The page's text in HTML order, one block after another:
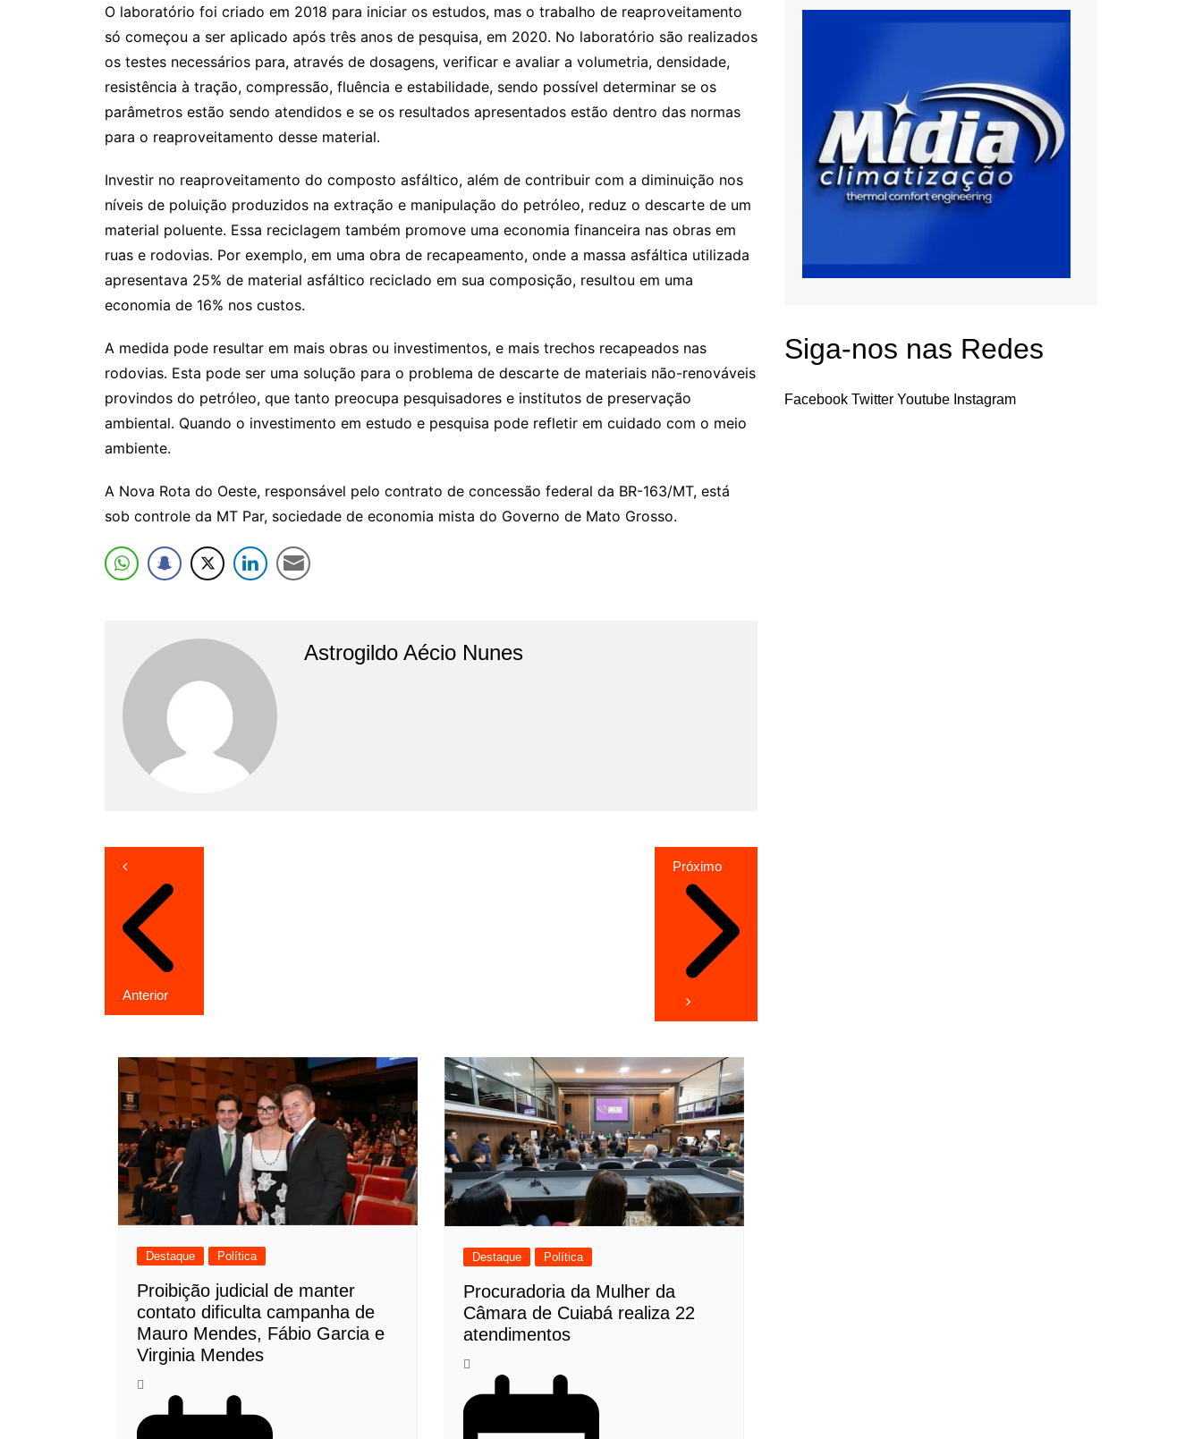
O laboratório foi criado em 2018 para iniciar os estudos, mas o trabalho de reaproveitamento
só começou a ser aplicado após três anos de pesquisa, em 2020. No laboratório são realizados
os testes necessários para, através de dosagens, verificar e avaliar a volumetria, densidade,
resistência à tração, compressão, fluência e estabilidade, sendo possível determinar se os
parâmetros estão sendo atendidos e se os resultados apresentados estão dentro das normas
para o reaproveitamento desse material.
Investir no reaproveitamento do composto asfáltico, além de contribuir com a diminuição nos
níveis de poluição produzidos na extração e manipulação do petróleo, reduz o descarte de um
material poluente. Essa reciclagem também promove uma economia financeira nas obras em
ruas e rodovias. Por exemplo, em uma obra de recapeamento, onde a massa asfáltica utilizada
apresentava 25% de material asfáltico reciclado em sua composição, resultou em uma
economia de 16% nos custos.
A medida pode resultar em mais obras ou investimentos, e mais trechos recapeados nas
rodovias. Esta pode ser uma solução para o problema de descarte de materiais não-renováveis
provindos do petróleo, que tanto preocupa pesquisadores e institutos de preservação
ambiental. Quando o investimento em estudo e pesquisa pode refletir em cuidado com o meio
ambiente.
A Nova Rota do Oeste, responsável pelo contrato de concessão federal da BR-163/MT, está
sob controle da MT Par, sociedade de economia mista do Governo de Mato Grosso.
Astrogildo Aécio Nunes
Navegação
Post
Anterior
Próximo
Destaque Política
Proibição judicial de manter
contato dificulta campanha de
Mauro Mendes, Fábio Garcia e
Virginia Mendes
Destaque Política
Procuradoria da Mulher da
Câmara de Cuiabá realiza 22
atendimentos
Siga-nos nas Redes
Facebook Twitter Youtube Instagram